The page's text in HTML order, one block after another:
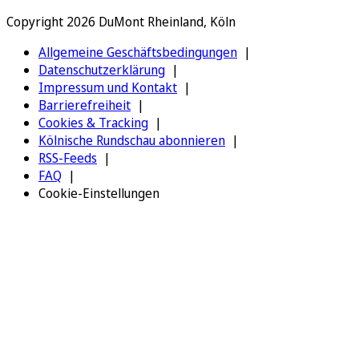
Copyright 2026 DuMont Rheinland, Köln
Allgemeine Geschäftsbedingungen
Datenschutzerklärung
Impressum und Kontakt
Barrierefreiheit
Cookies & Tracking
Kölnische Rundschau abonnieren
RSS-Feeds
FAQ
Cookie-Einstellungen